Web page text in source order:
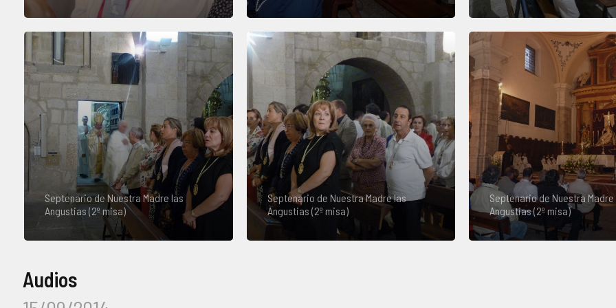
Septenario de Nuestra Madre las
Angustias (2º misa)
Septenario de Nuestra Madre las
Angustias (2º misa)
Septenario de Nuestra Madre
Angustias (2º misa)
Audios